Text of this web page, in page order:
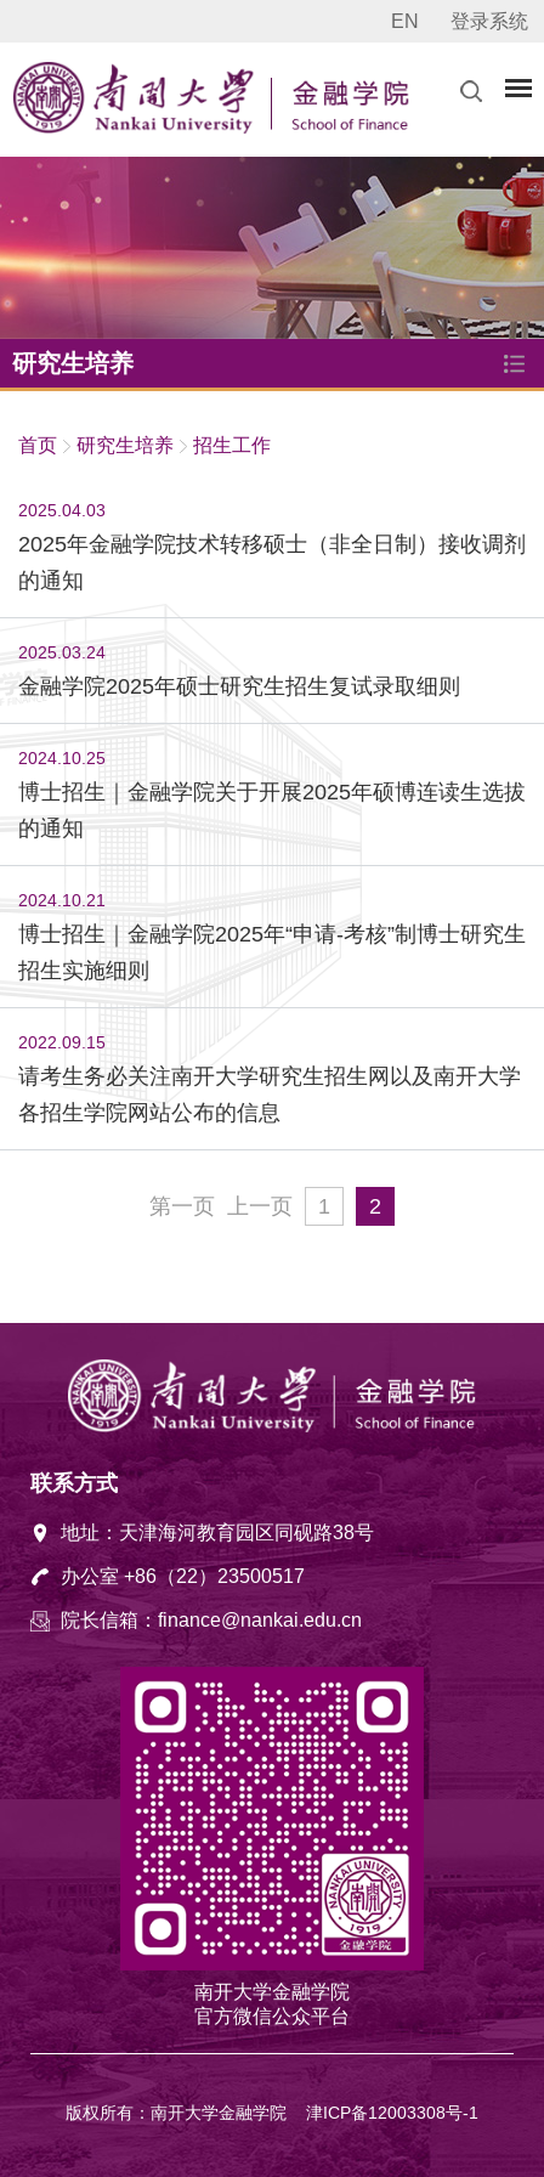
EN 登录系统
研究生培养
首页 研究生培养 招生工作
2025.04.03
2025年金融学院技术转移硕士（非全日制）接收调剂
的通知
2025.03.24
金融学院2025年硕士研究生招生复试录取细则
2024.10.25
博士招生｜金融学院关于开展2025年硕博连读生选拔
的通知
2024.10.21
博士招生｜金融学院2025年“申请-考核”制博士研究生
招生实施细则
2022.09.15
请考生务必关注南开大学研究生招生网以及南开大学
各招生学院网站公布的信息
第一页 上一页 1 2
联系方式
地址：天津海河教育园区同砚路38号
办公室 +86（22）23500517
院长信箱：finance@nankai.edu.cn
南开大学金融学院
官方微信公众平台
版权所有：南开大学金融学院 津ICP备12003308号-1